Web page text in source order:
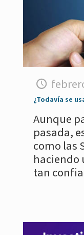
¿Todavía se
Aunque
pasada,
como las
haciendo
tan